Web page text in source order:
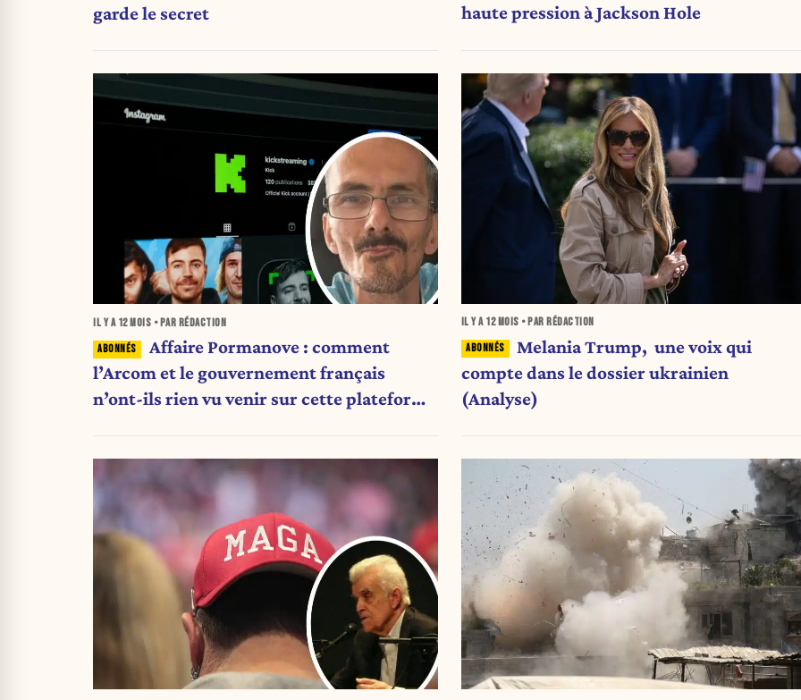
garde le secret
haute pression à Jackson Hole
IL Y A 12 MOIS • PAR RÉDACTION
Affaire Pormanove : comment
l’Arcom et le gouvernement français
n’ont-ils rien vu venir sur cette plateforme
IL Y A 12 MOIS • PAR RÉDACTION
Melania Trump, une voix qui
compte dans le dossier ukrainien
(Analyse)